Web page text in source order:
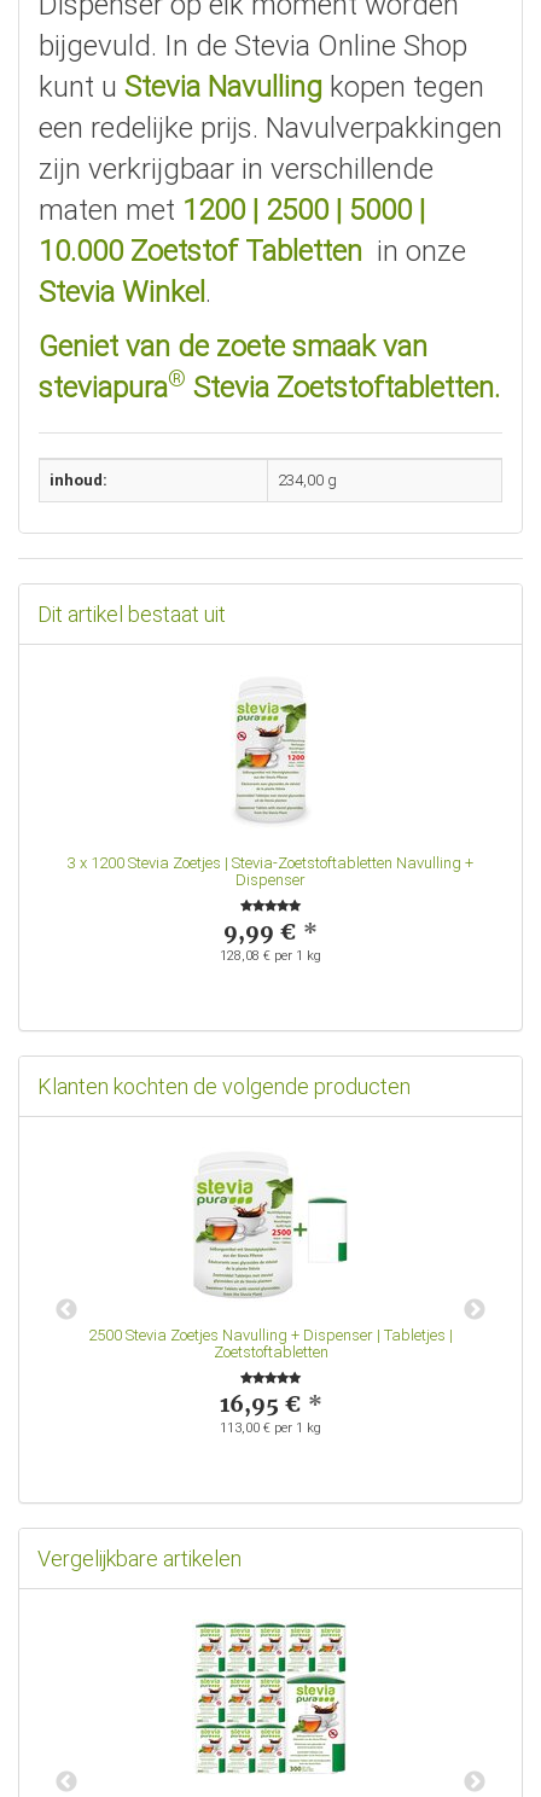
bijgevuld. In de Stevia Online Shop
kunt u Stevia Navulling kopen tegen
een redelijke prijs. Navulverpakkingen
zijn verkrijgbaar in verschillende
maten met 1200 2500 5000
10.000 Zoetstof Tabletten in onze
Stevia Winkel .
Geniet van de zoete smaak van
steviapura® Stevia Zoetstoftabletten.
inhoud: 234,00 g
Dit artikel bestaat uit
3 x 1200 Stevia Zoetjes | Stevia-Zoetstoftabletten Navulling +
Dispenser
9,99 € *
128,08 € per 1 kg
Klanten kochten de volgende producten
2500 Stevia Zoetjes Navulling + Dispenser | Tabletjes |
Zoetstoftabletten
16,95 € *
113,00 € per 1 kg
Vergelijkbare artikelen